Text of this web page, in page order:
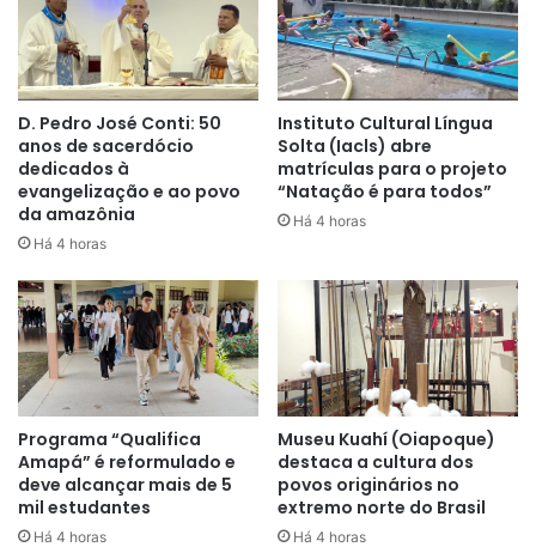
D. Pedro José Conti: 50
anos de sacerdócio
dedicados à
evangelização e ao povo
da amazônia
Há 4 horas
Instituto Cultural Língua
Solta (Iacls) abre
matrículas para o projeto
“Natação é para todos”
Há 4 horas
Programa “Qualifica
Amapá” é reformulado e
deve alcançar mais de 5
mil estudantes
Há 4 horas
Museu Kuahí (Oiapoque)
destaca a cultura dos
povos originários no
extremo norte do Brasil
Há 4 horas